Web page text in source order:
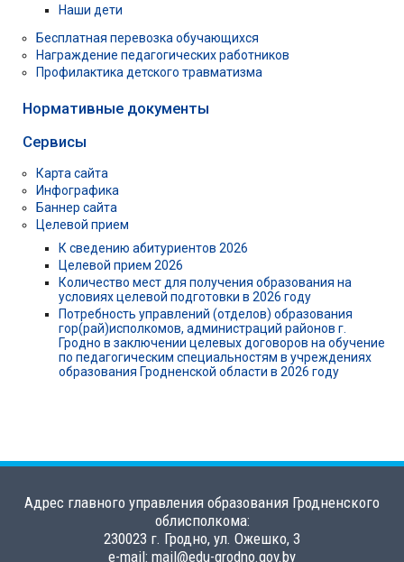
Наши дети
Бесплатная перевозка обучающихся
Награждение педагогических работников
Профилактика детского травматизма
Нормативные документы
Сервисы
Карта сайта
Инфографика
Баннер сайта
Целевой прием
К сведению абитуриентов 2026
Целевой прием 2026
Количество мест для получения образования на
условиях целевой подготовки в 2026 году
Потребность управлений (отделов) образования
гор(рай)исполкомов, администраций районов г.
Гродно в заключении целевых договоров на обучение
по педагогическим специальностям в учреждениях
образования Гродненской области в 2026 году
Адрес главного управления образования Гродненского
облисполкома:
230023 г. Гродно, ул. Ожешко, 3
e-mail: mail@edu-grodno.gov.by